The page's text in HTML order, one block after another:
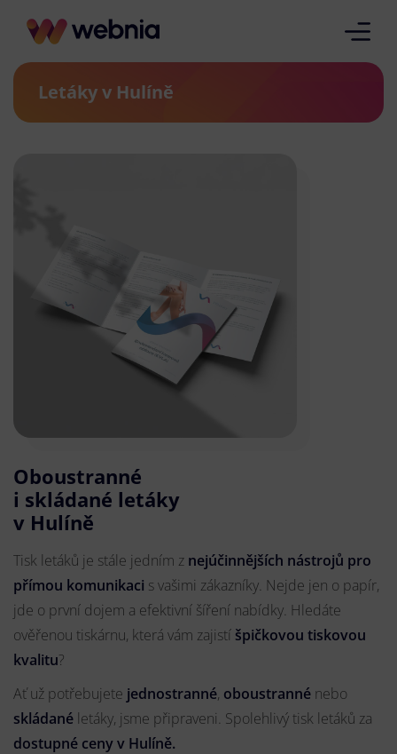
Letáky v Hulíně
Oboustranné
i skládané letáky
v Hulíně
Tisk letáků je stále jedním z nejúčinnějších nástrojů pro
přímou komunikaci s vašimi zákazníky. Nejde jen o papír,
jde o první dojem a efektivní šíření nabídky. Hledáte
ověřenou tiskárnu, která vám zajistí špičkovou tiskovou
kvalitu?
Ať už potřebujete jednostranné, oboustranné nebo
skládané letáky, jsme připraveni. Spolehlivý tisk letáků za
dostupné ceny v Hulíně.